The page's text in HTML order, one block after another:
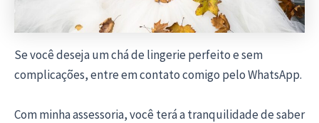
Se você deseja um chá de lingerie perfeito e sem
complicações, entre em contato comigo pelo WhatsApp.
Com minha assessoria, você terá a tranquilidade de saber